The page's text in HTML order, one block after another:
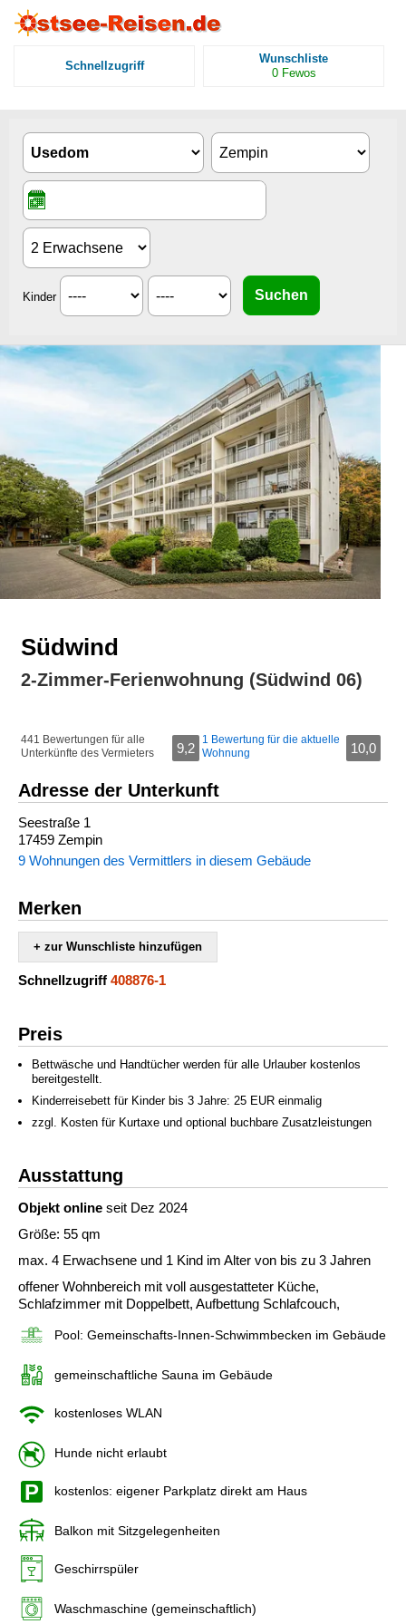
Schnellzugriff
Wunschliste
0 Fewos
Kinder
Südwind
2-Zimmer-Ferienwohnung (Südwind 06)
441 Bewertungen für alle
Unterkünfte des Vermieters
9,2
1 Bewertung für die aktuelle
Wohnung
10,0
Adresse der Unterkunft
Seestraße 1
17459 Zempin
9 Wohnungen des Vermittlers in diesem Gebäude
Merken
+ zur Wunschliste hinzufügen
Schnellzugriff 408876-1
Preis
Bettwäsche und Handtücher werden für alle Urlauber kostenlos
bereitgestellt.
Kinderreisebett für Kinder bis 3 Jahre: 25 EUR einmalig
zzgl. Kosten für Kurtaxe und optional buchbare Zusatzleistungen
Ausstattung
Objekt online seit Dez 2024
Größe: 55 qm
max. 4 Erwachsene und 1 Kind im Alter von bis zu 3 Jahren
offener Wohnbereich mit voll ausgestatteter Küche,
Schlafzimmer mit Doppelbett, Aufbettung Schlafcouch,
Pool: Gemeinschafts-Innen-Schwimmbecken im Gebäude
gemeinschaftliche Sauna im Gebäude
kostenloses WLAN
Hunde nicht erlaubt
kostenlos: eigener Parkplatz direkt am Haus
Balkon mit Sitzgelegenheiten
Geschirrspüler
Waschmaschine (gemeinschaftlich)